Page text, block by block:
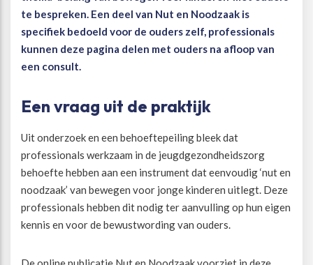
te bespreken. Een deel van Nut en Noodzaak is
specifiek bedoeld voor de ouders zelf, professionals
kunnen deze pagina delen met ouders na afloop van
een consult.
Een vraag uit de praktijk
Uit onderzoek en een behoeftepeiling bleek dat
professionals werkzaam in de jeugdgezondheidszorg
behoefte hebben aan een instrument dat eenvoudig ‘nut en
noodzaak’ van bewegen voor jonge kinderen uitlegt. Deze
professionals hebben dit nodig ter aanvulling op hun eigen
kennis en voor de bewustwording van ouders.